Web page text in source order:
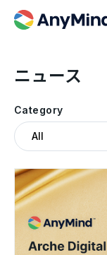
ニュース
Category